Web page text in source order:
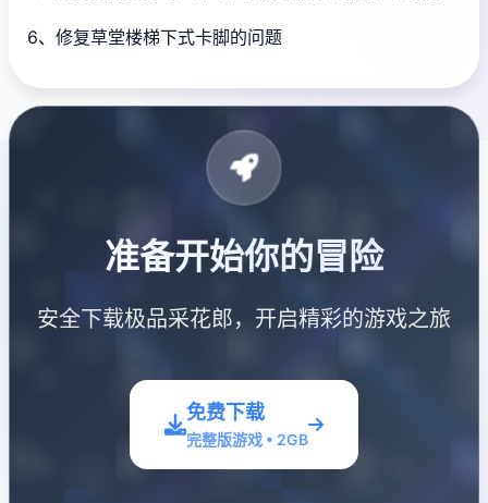
6、修复草堂楼梯下式卡脚的问题
准备开始你的冒险
安全下载极品采花郎，开启精彩的游戏之旅
免费下载
完整版游戏 • 2GB